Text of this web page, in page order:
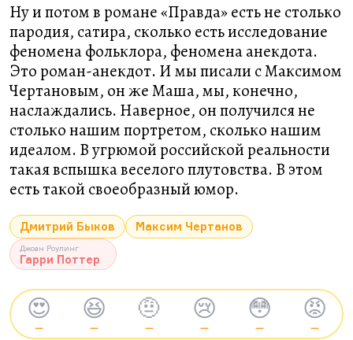
Ну и потом в романе «Правда» есть не столько
пародия, сатира, сколько есть исследование
феномена фольклора, феномена анекдота.
Это роман-анекдот. И мы писали с Максимом
Чертановым, он же Маша, мы, конечно,
наслаждались. Наверное, он получился не
столько нашим портретом, сколько нашим
идеалом. В угрюмой российской реальности
такая вспышка веселого плутовства. В этом
есть такой своеобразный юмор.
Дмитрий Быков Максим Чертанов
Джоан Роулинг
Гарри Поттер
😍
—
😆
—
🤨
—
😢
—
😳
—
😡
—